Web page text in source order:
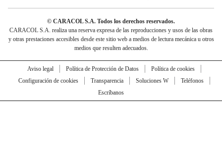
© CARACOL S.A. Todos los derechos reservados.
CARACOL S.A. realiza una reserva expresa de las reproducciones y usos de las obras
y otras prestaciones accesibles desde este sitio web a medios de lectura mecánica u otros
medios que resulten adecuados.
Aviso legal Política de Protección de Datos
Política de cookies
Configuración de cookies
Transparencia Soluciones W
Teléfonos
Escríbanos